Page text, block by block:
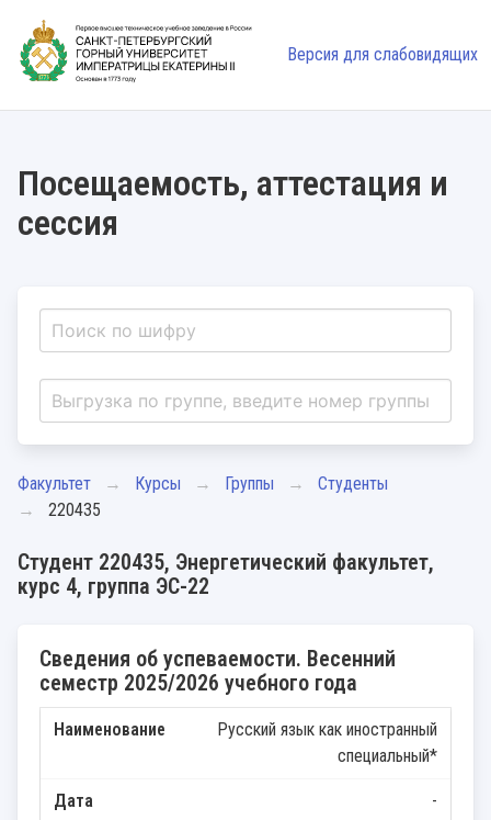
Версия для слабовидящих
Посещаемость, аттестация и
сессия
Факультет Курсы Группы
Студенты
220435
Студент 220435, Энергетический факультет,
курс 4, группа ЭС-22
Сведения об успеваемости. Весенний
семестр 2025/2026 учебного года
Русский язык как иностранный
специальный*
-